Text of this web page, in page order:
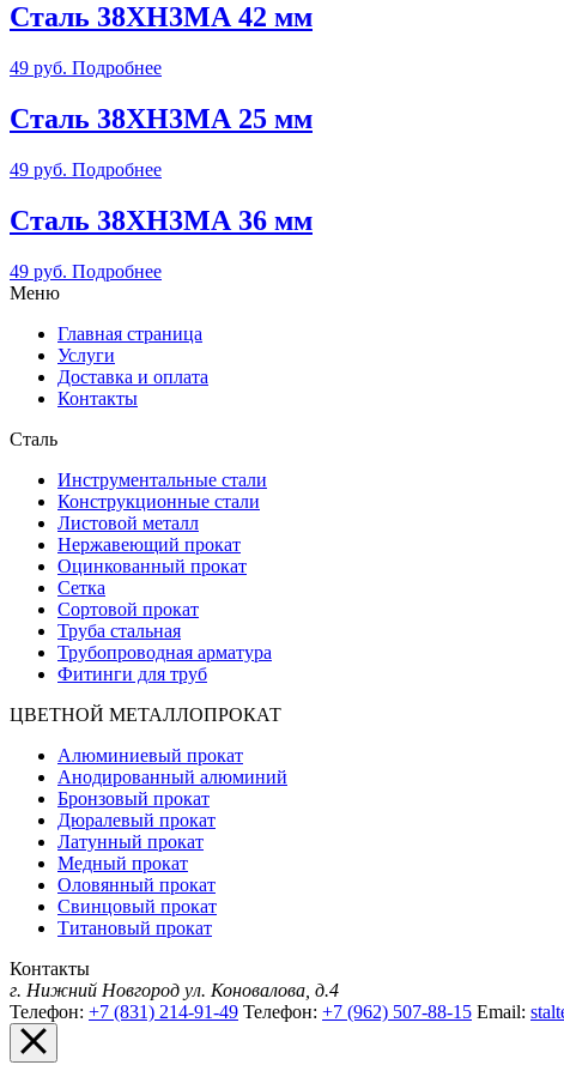
Сталь 38ХН3МА 42 мм
49 руб. Подробнее
Сталь 38ХН3МА 25 мм
49 руб. Подробнее
Сталь 38ХН3МА 36 мм
49 руб. Подробнее
Меню
Главная страница
Услуги
Доставка и оплата
Контакты
Сталь
Инструментальные стали
Конструкционные стали
Листовой металл
Нержавеющий прокат
Оцинкованный прокат
Сетка
Сортовой прокат
Труба стальная
Трубопроводная арматура
Фитинги для труб
ЦВЕТНОЙ МЕТАЛЛОПРОКАТ
Алюминиевый прокат
Анодированный алюминий
Бронзовый прокат
Дюралевый прокат
Латунный прокат
Медный прокат
Оловянный прокат
Свинцовый прокат
Титановый прокат
Контакты
г. Нижний Новгород ул. Коновалова, д.4
Телефон: +7 (831) 214-91-49 Телефон: +7 (962) 507-88-15 Email: